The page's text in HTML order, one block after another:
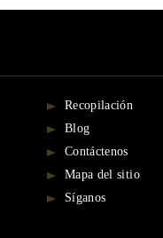
Recopilación
Blog
Contáctenos
Mapa del sitio
Síganos